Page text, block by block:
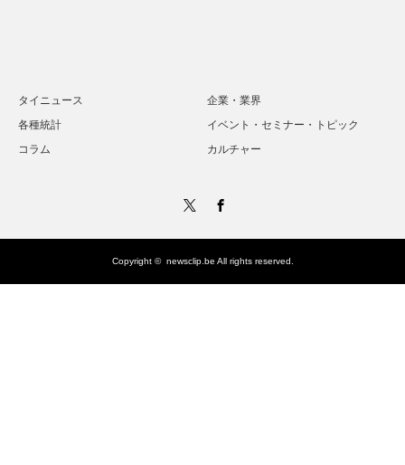
タイニュース
企業・業界
各種統計
イベント・セミナー・トピック
コラム
カルチャー
Copyright © newsclip.be All rights reserved.